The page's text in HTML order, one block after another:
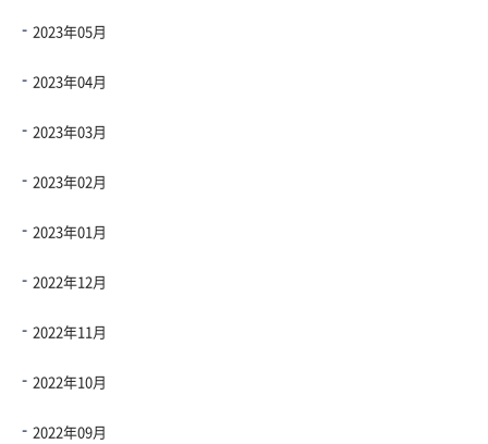
2023年05月
2023年04月
2023年03月
2023年02月
2023年01月
2022年12月
2022年11月
2022年10月
2022年09月